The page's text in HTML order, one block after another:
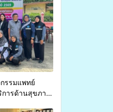
รรมแพทย์
การด้านสุขภาพ